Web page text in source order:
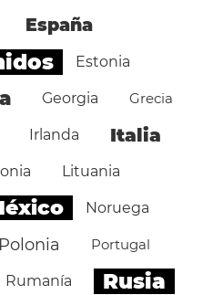
España
Estonia
Georgia Grecia
Irlanda Italia
Lituania
Noruega
Polonia Portugal
Rumanía Rusia